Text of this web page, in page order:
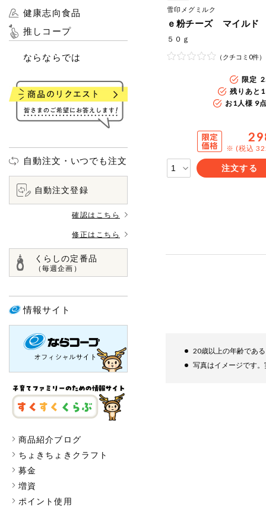
健康志向食品
推しコープ
ならならでは
自動注文・いつでも注文
自動注文登録
確認はこちら
修正はこちら
くらしの定番品
（毎週企画）
情報サイト
商品紹介ブログ
ちょきちょきクラフト
募金
増資
ポイント使用
雪印メグミルク
ｅ粉チーズ マイルド
５０ｇ
（クチコミ0件）
限定
残りあと
お1人様 9
※ (税込
注文する
20歳以上の年齢であ
写真はイメージです